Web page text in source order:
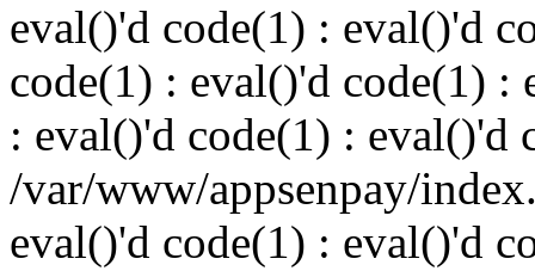
eval()'d code(1) : eval()'d
code(1) : eval()'d code(1) :
: eval()'d code(1) : eval()'d
/var/www/appsenpay/
eval()'d code(1) : eval()'d